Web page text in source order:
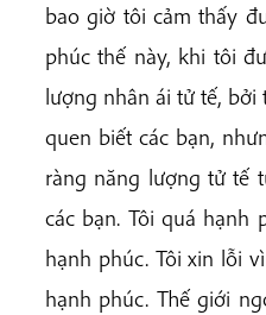
bao giờ tôi cảm thấy
phúc thế này, khi tôi
lượng nhân ái tử tế, bởi
quen biết các bạn,
ràng năng lượng tử tế
các bạn. Tôi quá hạnh
hạnh phúc. Tôi xin lỗi
hạnh phúc. Thế giới